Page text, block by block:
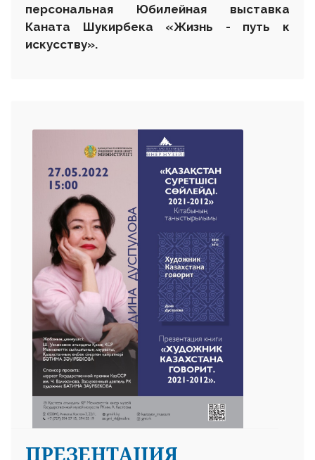
персональная Юбилейная выставка
Каната Шукирбека «Жизнь - путь к
искусству».
ПРЕЗЕНТАЦИЯ